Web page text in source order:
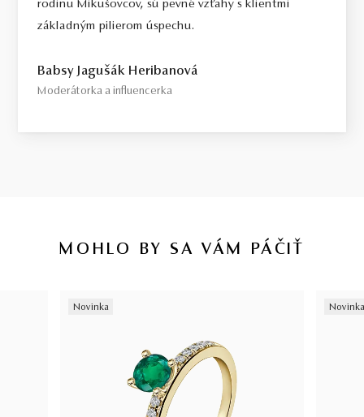
rodinu Mikušovcov, sú pevné vzťahy s klientmi
základným pilierom úspechu.
Babsy Jagušák Heribanová
Moderátorka a influencerka
MOHLO BY SA VÁM PÁČIŤ
Novinka Novinka